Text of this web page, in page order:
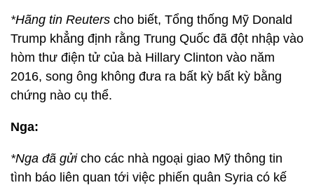
*Hãng tin Reuters cho biết, Tổng thống Mỹ Donald
Trump khẳng định rằng Trung Quốc đã đột nhập vào
hòm thư điện tử của bà Hillary Clinton vào năm
2016, song ông không đưa ra bất kỳ bất kỳ bằng
chứng nào cụ thể.
Nga:
*Nga đã gửi cho các nhà ngoại giao Mỹ thông tin
tình báo liên quan tới việc phiến quân Syria có kế